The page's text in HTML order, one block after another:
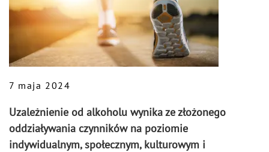
7 maja 2024
Uzależnienie od alkoholu wynika ze złożonego
oddziaływania czynników na poziomie
indywidualnym, społecznym, kulturowym i